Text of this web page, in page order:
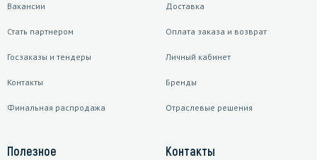
Вакансии
Стать партнером
Госзаказы и тендеры
Контакты
Финальная распродажа
Доставка
Оплата заказа и возврат
Личный кабинет
Бренды
Отраслевые решения
Полезное
Контакты